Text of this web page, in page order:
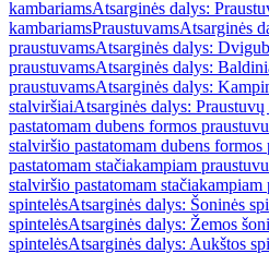
kambariamsAtsarginės dalys:
kambariamsPraustuvamsAtsarginės
praustuvamsAtsarginės dalys:
praustuvamsAtsarginės dalys:
praustuvamsAtsarginės dalys:
stalviršiaiAtsarginės dalys:
pastatomam dubens formos
stalviršio pastatomam dubens formos
pastatomam stačiakampiam
stalviršio pastatomam stačiakampiam
spintelėsAtsarginės dalys: Šoninės
spintelėsAtsarginės dalys: Žemos
spintelėsAtsarginės dalys: Aukštos